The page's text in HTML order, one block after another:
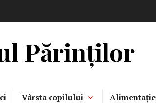
Părinților
Vârsta copilului Alimentație